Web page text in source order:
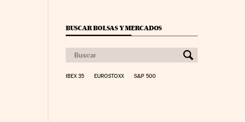
BUSCAR BOLSAS Y MERCADOS
IBEX 35 EUROSTOXX S&P 500